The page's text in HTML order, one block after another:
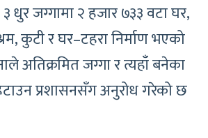
३ धुर जग्गामा २ हजार ७३३ वटा घर,
कुटी र घर–टहरा निर्माण भएको
अतिक्रमित जग्गा र त्यहाँ बनेका
प्रशासनसँग अनुरोध गरेको छ